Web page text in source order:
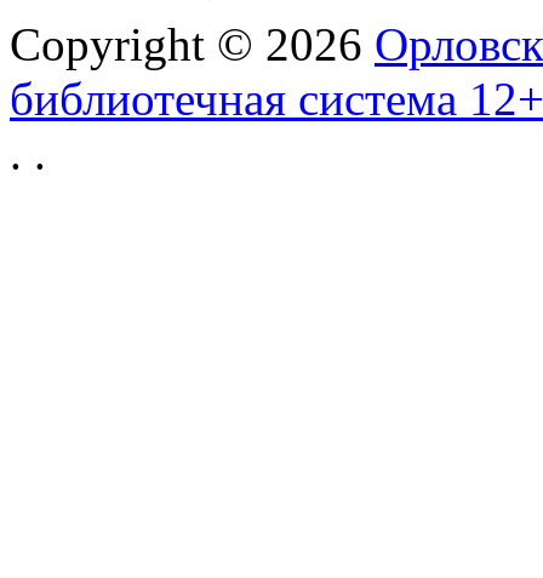
Copyright © 2026
библиотечная система 12+
. .